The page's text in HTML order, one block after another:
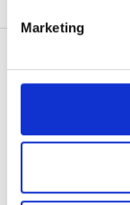
Marketing